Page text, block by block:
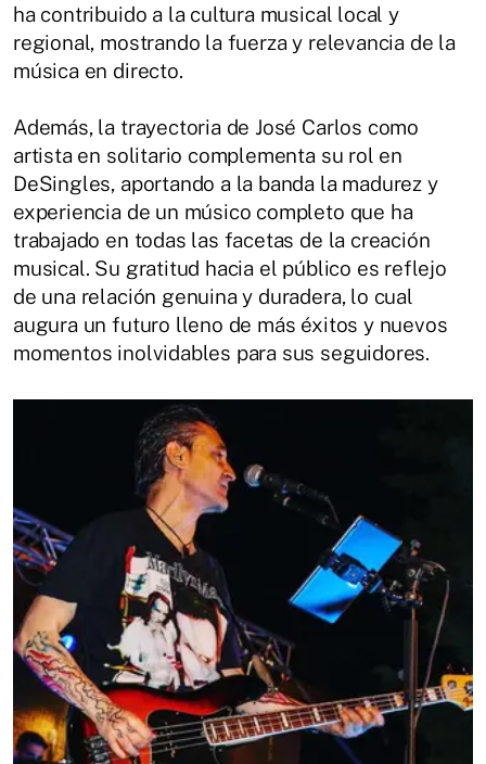
ha contribuido a la cultura musical local y
regional, mostrando la fuerza y relevancia de la
música en directo.
Además, la trayectoria de José Carlos como
artista en solitario complementa su rol en
DeSingles, aportando a la banda la madurez y
experiencia de un músico completo que ha
trabajado en todas las facetas de la creación
musical. Su gratitud hacia el público es reflejo
de una relación genuina y duradera, lo cual
augura un futuro lleno de más éxitos y nuevos
momentos inolvidables para sus seguidores.